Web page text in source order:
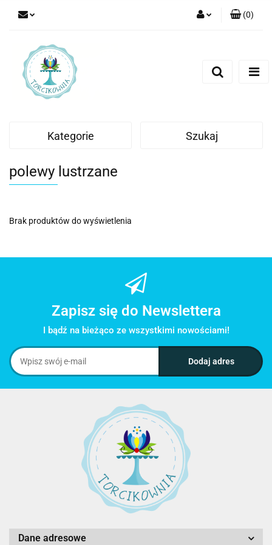
(0)
Kategorie Szukaj
polewy lustrzane
Brak produktów do wyświetlenia
Zapisz się do Newslettera
I bądź na bieżąco ze wszystkimi nowościami!
Dane adresowe